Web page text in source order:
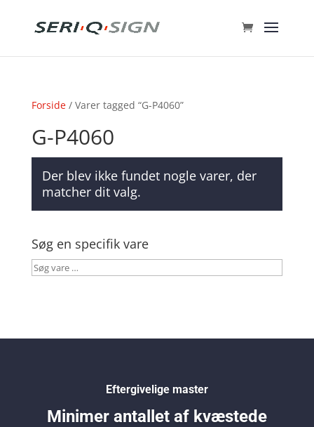
Forside/ Varer tagged “G-P4060”
G-P4060
Der blev ikke fundet nogle varer, der
matcher dit valg.
Søg en specifik vare
Søg
Eftergivelige master
Minimer antallet af kvæstede